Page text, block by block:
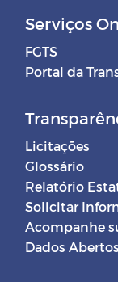
Serviços
FGTS
Portal da
Licitações
Glossário
Relatório
Solicitar
Acompanhe
Dados Abertos